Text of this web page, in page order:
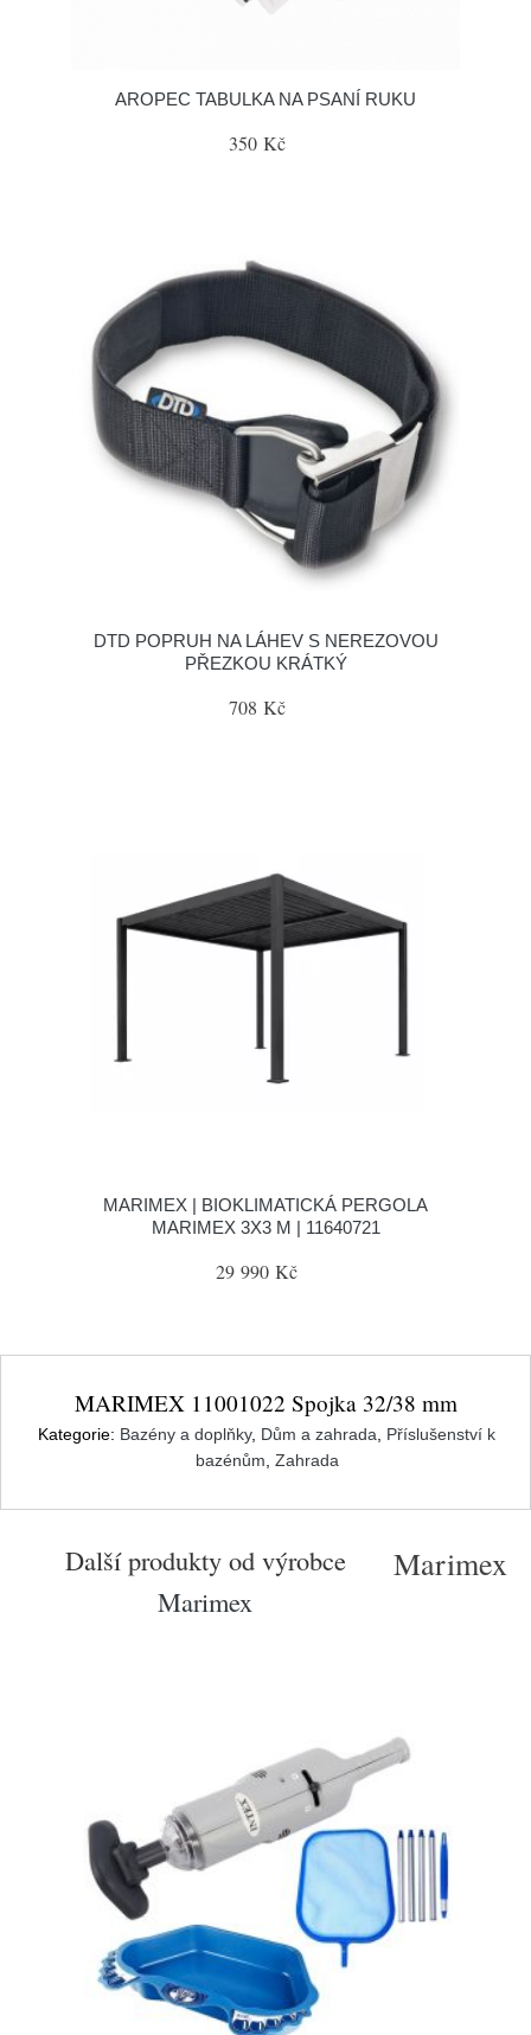
AROPEC TABULKA NA PSANÍ RUKU
350 Kč
DTD POPRUH NA LÁHEV S NEREZOVOU
PŘEZKOU KRÁTKÝ
708 Kč
MARIMEX | BIOKLIMATICKÁ PERGOLA
MARIMEX 3X3 M | 11640721
29 990 Kč
MARIMEX 11001022 Spojka 32/38 mm
Kategorie: Bazény a doplňky, Dům a zahrada
Příslušenství k
bazénům Zahrada
Další produkty od výrobce
Marimex
Marimex